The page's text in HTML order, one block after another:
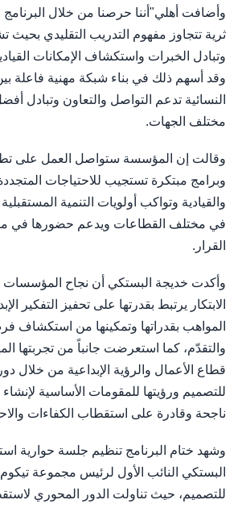
وأضافت أهلي"أننا حرصنا من خلال البرنامج
ثرية تتجاوز مفهوم التدريب التقليدي
وتبادل الخبرات واستكشاف الإمكانات
وقد أسهم ذلك في بناء شبكة مهنية فاعلة
النسائية تدعم التواصل والتعاون وتبادل
مختلف الجهات.
وقالت إن المؤسسة ستواصل العمل على
وبرامج مبتكرة تستجيب للاحتياجات المتجددة
والقيادية وتواكب أولويات التنمية
في مختلف القطاعات ويدعم حضورها في
القرار.
وأكدت خديجة البستكي أن نجاح المؤسسات
الابتكار يرتبط بقدرتها على تحفيز التفكير
المواهب بقدراتها وتمكينها من استكشاف
والتقدّم، كما استعرضت جانباً من تجربتها
قطاع الأعمال والرؤية الإبداعية من خلال
للتصميم ورؤيتها للمقومات الأساسية
ناجحة وقادرة على استقطاب الكفاءات
وشهد ختام البرنامج تنظيم جلسة حوارية
البستكي النائب الأول لرئيس مجموعة
للتصميم، حيث تناولت الدور المحوري